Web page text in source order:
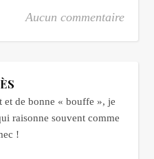
Aucun commentaire
et de bonne « bouffe », je
raisonne souvent comme
!